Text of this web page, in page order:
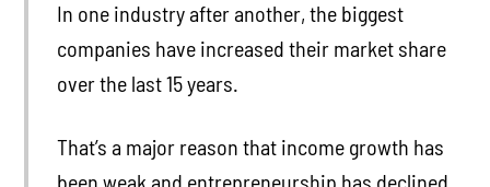
In one industry after another, the biggest
companies have increased their market share
over the last 15 years.
That’s a major reason that income growth has
been weak and entrepreneurship has declined.